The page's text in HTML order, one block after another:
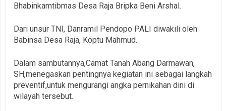
Bhabinkamtibmas Desa Raja Bripka Beni Arshal.
Dari unsur TNI, Danramil Pendopo PALI diwakili oleh
Babinsa Desa Raja, Koptu Mahmud.
Dalam sambutannya,Camat Tanah Abang Darmawan,
SH,menegaskan pentingnya kegiatan ini sebagai langkah
preventif,untuk mengurangi angka pernikahan dini di
wilayah tersebut.